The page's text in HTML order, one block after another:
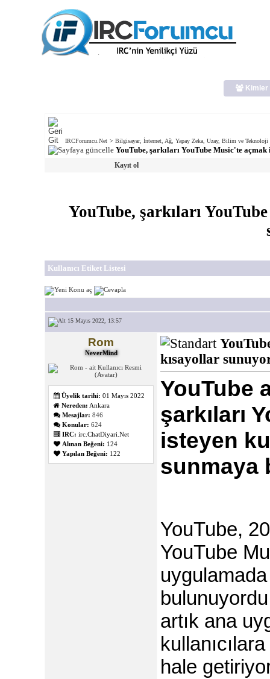
Kimler
IRCForumcu.Net > Bilgisayar, İnternet, Ağ, Yapay Zeka, Uzay, Bilim ve Teknoloji
YouTube, şarkıları YouTube Music'te
Kayıt ol
YouTube, şarkıları
Kullanıcı Etiket Listesi
15 Mayıs 2022, 13:57
Rom
NeverMind
Üyelik tarihi: 01 Mayıs 2022
Nereden: Ankara
Mesajlar: 846
Konular: 624
IRC: irc.ChatDiyari.Net
Alınan Beğeni: 124
Yapılan Beğeni: 122
kısayollar
YouTube
şarkıları
isteyen
sunmaya
YouTube,
YouTube
artık ana
hale